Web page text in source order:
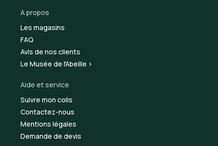
A propos
Les magasins
FAQ
Avis de nos clients
Le Musée de l'Abeille >
Aide et service
Suivre mon colis
Contactez-nous
Mentions légales
Demande de devis